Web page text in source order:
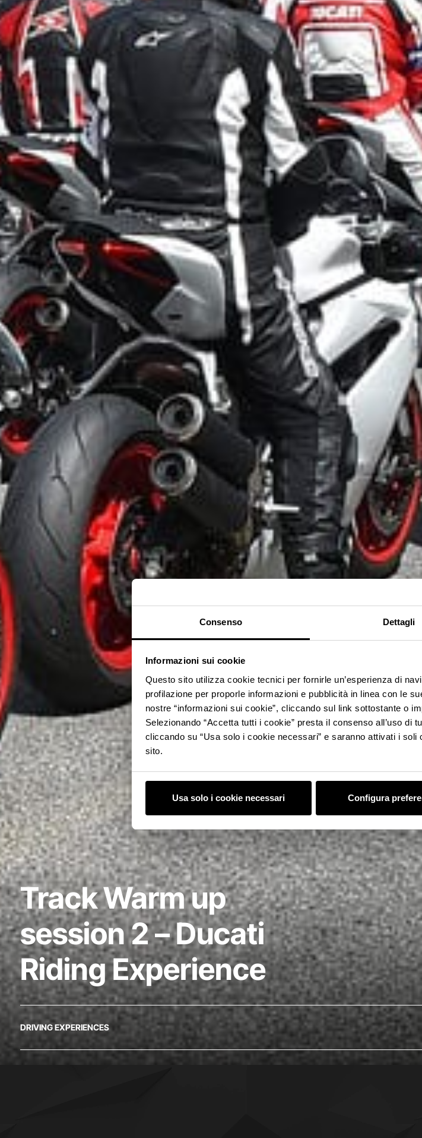
Consenso Dettagli
Informazioni sui cookie
Questo sito utilizza cookie tecnici per fornirle un’esperienza di
profilazione per proporle informazioni e pubblicità in linea con le
nostre “informazioni sui cookie”, cliccando sul link sottostante o
Selezionando “Accetta tutti i cookie” presta il consenso all’uso
cliccando su “Usa solo i cookie necessari” e saranno attivati i
sito.
Usa solo i cookie necessari Configura
Track Warm up
session 2 – Ducati
Riding Experience
DRIVING EXPERIENCES